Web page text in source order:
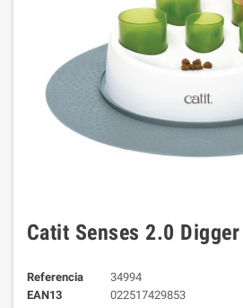
Catit Senses 2.0 Digger
Referencia
34994
EAN13
022517429853